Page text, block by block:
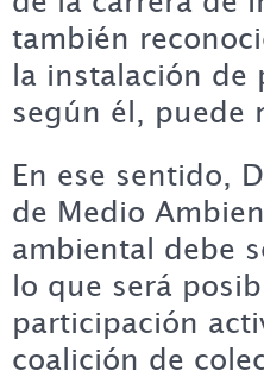
también
la instalación de
según él, puede
En ese sentido,
de Medio
ambiental debe
lo que será
participación
coalición de